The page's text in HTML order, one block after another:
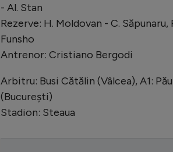
- Al. Stan
Rezerve: H. Moldovan - C. Săpunaru,
Funsho
Antrenor: Cristiano Bergodi
Arbitru: Busi Cătălin (Vâlcea), A1:
(Bucureşti)
Stadion: Steaua